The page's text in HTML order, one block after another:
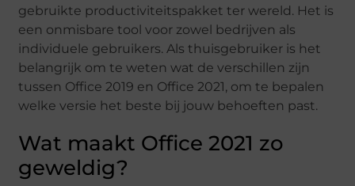
gebruikte productiviteitspakket ter wereld. Het is
een onmisbare tool voor zowel bedrijven als
individuele gebruikers. Als thuisgebruiker is het
belangrijk om te weten wat de verschillen zijn
tussen Office 2019 en Office 2021, om te bepalen
welke versie het beste bij jouw behoeften past.
Wat maakt Office 2021 zo
geweldig?